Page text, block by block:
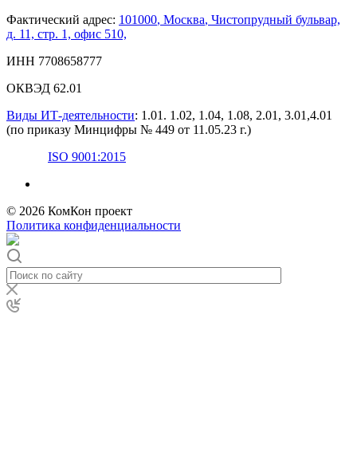
Фактический адрес: 101000, Москва, Чистопрудный бульвар,
д. 11, стр. 1, офис 510,
ИНН 7708658777
ОКВЭД 62.01
Виды ИТ-деятельности: 1.01. 1.02, 1.04, 1.08, 2.01, 3.01,4.01
(по приказу Минцифры № 449 от 11.05.23 г.)
ISO 9001:2015
© 2026 КомКон проект
Политика конфиденциальности